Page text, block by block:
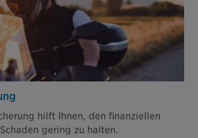
hilft Ihnen, den finanziellen
gering zu halten.